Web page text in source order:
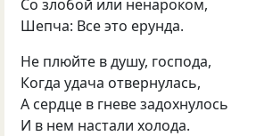
Со злобой или ненароком,
Шепча: Все это ерунда.
Не плюйте в душу, господа,
Когда удача отвернулась,
А сердце в гневе задохнулось
И в нем настали холода.